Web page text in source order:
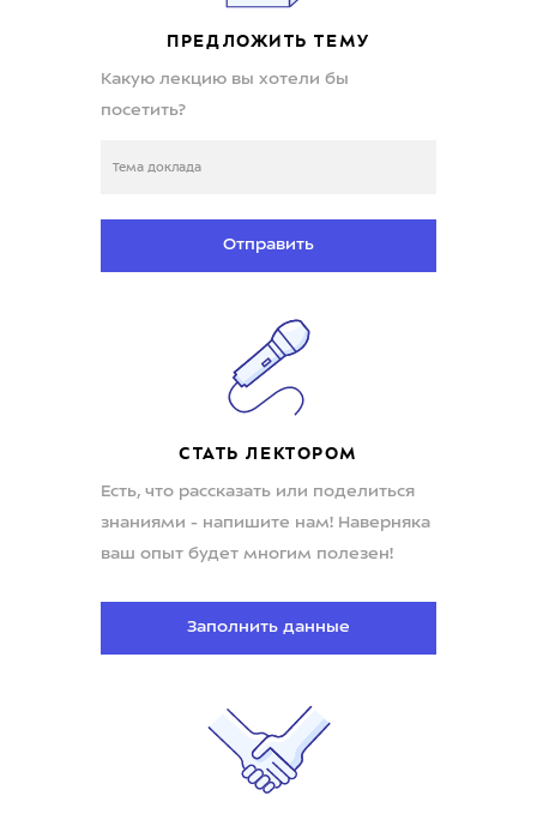
ПРЕДЛОЖИТЬ ТЕМУ
Какую лекцию вы хотели бы
посетить?
Отправить
СТАТЬ ЛЕКТОРОМ
Есть, что рассказать или поделиться
знаниями - напишите нам! Наверняка
ваш опыт будет многим полезен!
Заполнить данные